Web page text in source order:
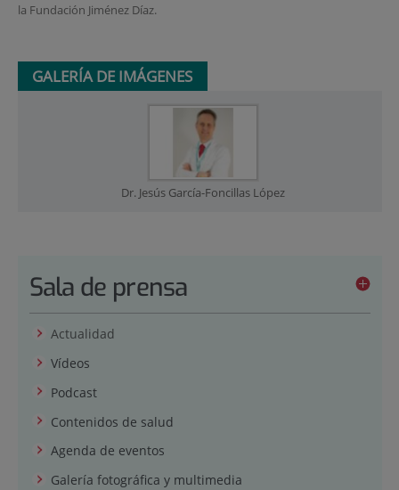
la Fundación Jiménez Díaz.
GALERÍA DE IMÁGENES
Dr. Jesús García-Foncillas López
Sala de prensa
Actualidad
Vídeos
Podcast
Contenidos de salud
Agenda de eventos
Galería fotográfica y multimedia